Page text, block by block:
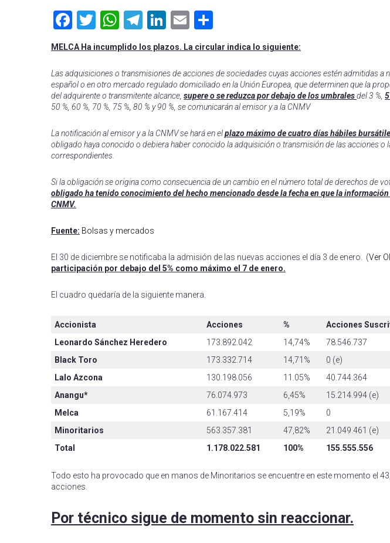
Facebook
Twitter
WhatsApp
Telegram
LinkedIn
Email
MELCA Ha incumplido los plazos. La circular indica lo siguiente:
Las adquisiciones o transmisiones de acciones de sociedades cuyas acciones estén admitidas a
español o en otro mercado regulado domiciliado en la Unión Europea, que determinen que la
del adquirente o transmitente alcance, supere o se reduzca por debajo de los umbralesdel 3 %, 5
50 %, 60 %, 70 %, 75 %, 80 % y 90 %, se comunicarán al emisor y a la CNMV
La notificación al emisor y a la CNMV se hará en elplazo máximo de cuatro días hábiles
obligado haya conocido o debiera haber conocido la adquisición o transmisión de las acciones
correspondientes.
Si la obligación se origina como consecuencia de un cambio en el número total de derechos de
obligado ha tenido conocimiento del hecho mencionado desde la fecha en que la
CNMV.
Fuente: Bolsas y mercados
El 30 de diciembre se notificaba la admisión de las nuevas acciones el día 3 de enero. (Ver
participación por debajo del 5% como máximo el 7 de enero.
El cuadro quedaría de la siguiente manera.
Accionista Acciones % Acciones
Leonardo Sánchez Heredero
173.892.042 14,74% 78.546.737
Black Toro
173.332.714 14,71% 0 (e)
Lalo Azcona
130.198.056 11.05% 40.744.364
Anangu*
76.074.973 6,45% 15.214.994 (e)
Melca
61.167.414 5,19% 0
Minoritarios
563.357.381 47,82% 21.049.461 (e)
Total
1.178.022.581 100% 155.555.556
Todo esto ha provocado que en manos de Minoritarios se encuentre en este momento el
acciones.
Por técnico sigue de momento sin reaccionar.